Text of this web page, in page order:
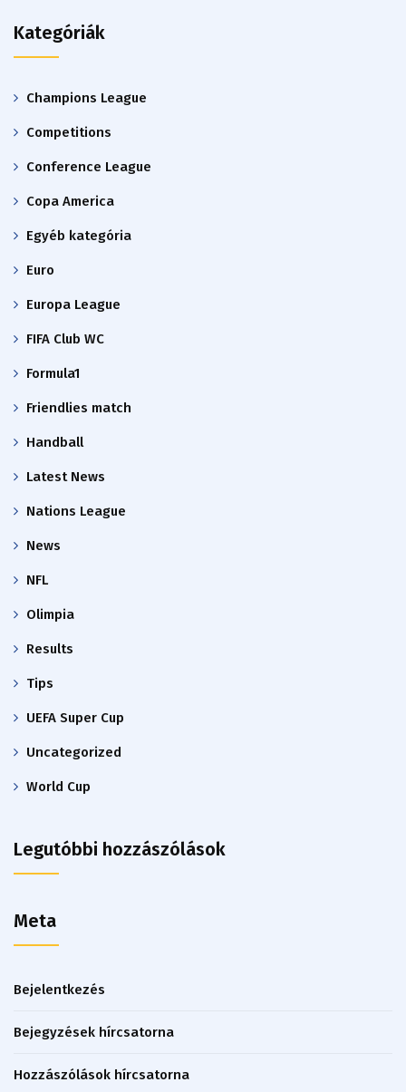
Kategóriák
Champions League
Competitions
Conference League
Copa America
Egyéb kategória
Euro
Europa League
FIFA Club WC
Formula1
Friendlies match
Handball
Latest News
Nations League
News
NFL
Olimpia
Results
Tips
UEFA Super Cup
Uncategorized
World Cup
Legutóbbi hozzászólások
Meta
Bejelentkezés
Bejegyzések hírcsatorna
Hozzászólások hírcsatorna